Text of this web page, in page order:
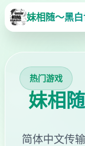
妹相随～黑
热门游戏
妹相
简体中文传